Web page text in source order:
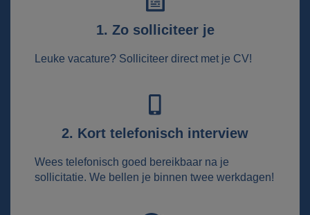
1. Zo solliciteer je
Leuke vacature? Solliciteer direct met je CV!
2. Kort telefonisch interview
Wees telefonisch goed bereikbaar na je
sollicitatie. We bellen je binnen twee werkdagen!